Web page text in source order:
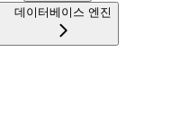
데이터베이스 엔진